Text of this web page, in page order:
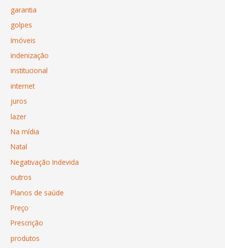
garantia
golpes
Imóveis
indenização
institucional
internet
juros
lazer
Na mídia
Natal
Negativação Indevida
outros
Planos de saúde
Preço
Prescrição
produtos